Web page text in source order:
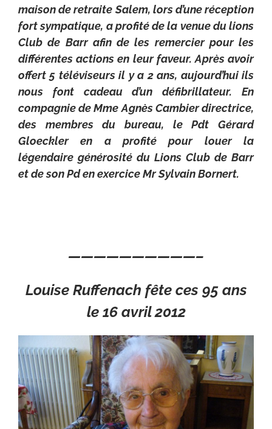
maison de retraite Salem, lors d’une réception
fort sympatique, a profité de la venue du lions
Club de Barr afin de les remercier pour les
différentes actions en leur faveur. Après avoir
offert 5 téléviseurs il y a 2 ans, aujourd’hui ils
nous font cadeau d’un défibrillateur. En
compagnie de Mme Agnès Cambier directrice,
des membres du bureau, le Pdt Gérard
Gloeckler en a profité pour louer la
légendaire générosité du Lions Club de Barr
et de son Pd en exercice Mr Sylvain Bornert.
——————————–
Louise Ruffenach fête ces 95 ans
le 16 avril 2012